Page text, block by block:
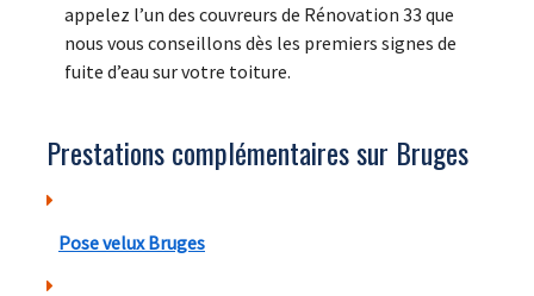
appelez l’un des couvreurs de Rénovation 33 que
nous vous conseillons dès les premiers signes de
fuite d’eau sur votre toiture.
Prestations complémentaires sur Bruges
Pose velux Bruges